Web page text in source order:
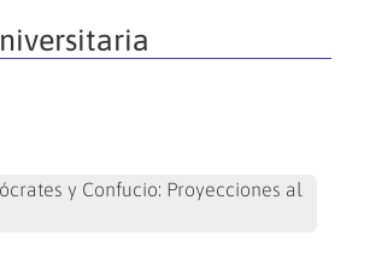
y Confucio: Proyecciones al